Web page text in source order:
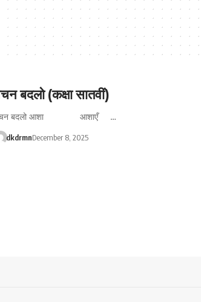
बदलो (कक्षा सातवीं)
बदलो आशा आशाएँ …
dkdrmnDecember 8, 2025